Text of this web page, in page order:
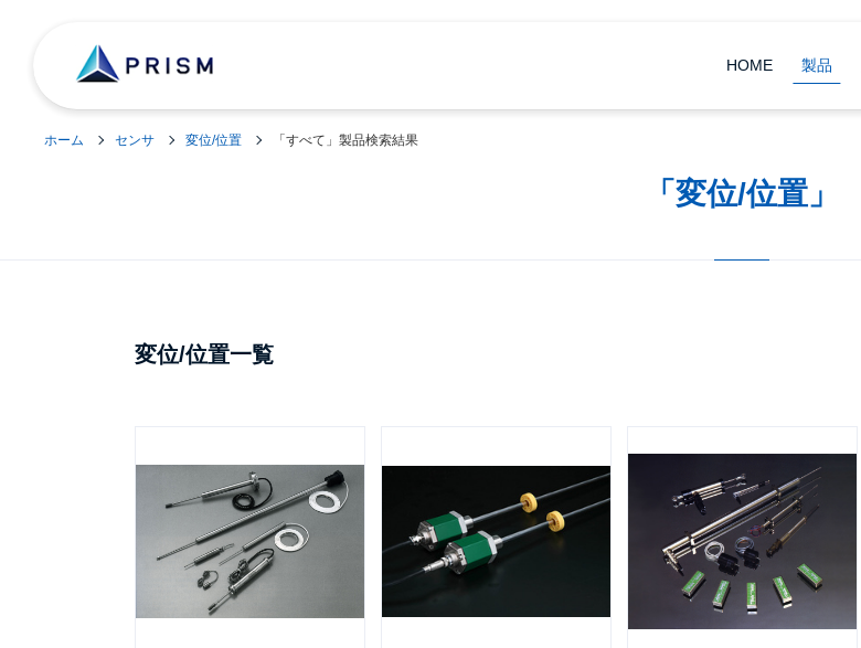
HOME 製品
ホーム センサ 変位/位置 「すべて」製品検索結果
「変位/位置」
変位/位置一覧